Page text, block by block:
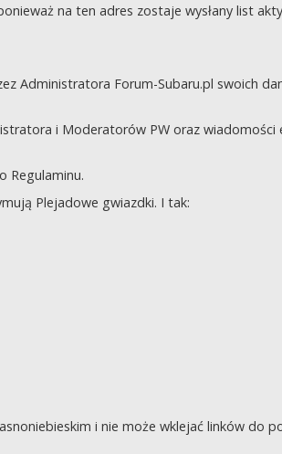
na ten adres zostaje wysłany list
Administratora Forum-Subaru.pl swoich
i Moderatorów PW oraz
Regulaminu.
Plejadowe gwiazdki. I tak:
i nie może wklejać linków do